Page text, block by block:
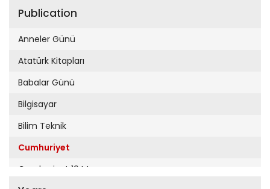
Publication
Anneler Günü
Atatürk Kitapları
Babalar Günü
Bilgisayar
Bilim Teknik
Cumhuriyet
Cumhuriyet 19 Mayıs